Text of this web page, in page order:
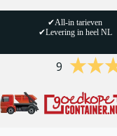
✔All-in tarieven
✔Levering in heel NL
9